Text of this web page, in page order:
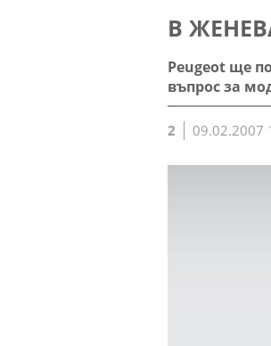
В
Peugeot ще
въпрос за
2 09.02.2007